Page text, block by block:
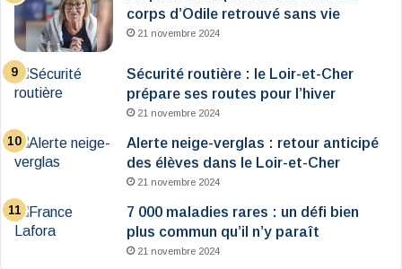
corps d’Odile retrouvé sans vie
21 novembre 2024
Sécurité routière : le Loir-et-Cher
prépare ses routes pour l’hiver
21 novembre 2024
Alerte neige-verglas : retour anticipé
des élèves dans le Loir-et-Cher
21 novembre 2024
7 000 maladies rares : un défi bien
plus commun qu’il n’y paraît
21 novembre 2024